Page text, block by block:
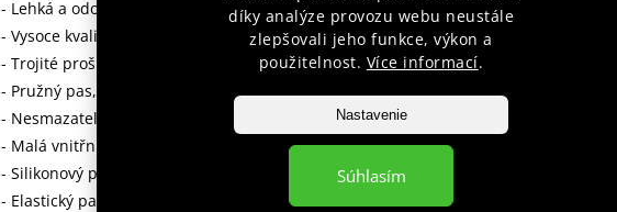
díky analýze provozu webu neustále
zlepšovali jeho funkce, výkon a
použitelnost. Více informací.
Nastavenie
Súhlasím
- Lehká a odolná tkanina
- Vysoce kvalitní potisky
- Trojité prošití pro lepší zpevnění
- Pružný pas, stahovací šňůrka a suchý zips (velcro) pro ještě lepší přizpůsobení
- Nesmazatelný potisk
- Malá vnitřní kapsička
- Silikonový pásek díky, kterému šortky nesklouzají během války / tréninku
- Elastický panel v rozkroku umožňuje plnou volnost pohybu